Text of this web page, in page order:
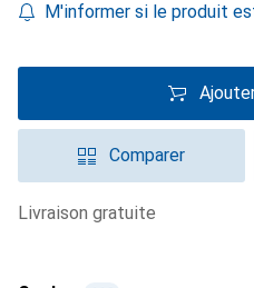
M'informer si le produit
Comparer
livraison gratuite